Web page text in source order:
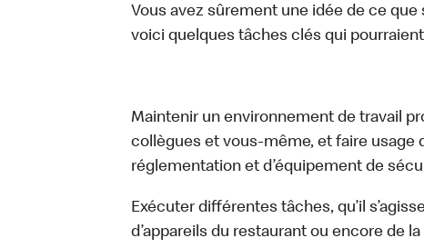
Vous avez sûrement une idée de ce
voici quelques tâches clés qui
Maintenir un environnement de travail
collègues et vous-même, et faire usage
réglementation et d’équipement de
Exécuter différentes tâches, qu’il
d’appareils du restaurant ou encore de